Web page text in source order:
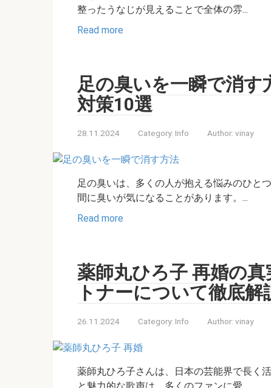
整ったうなじが見えることで全体の雰...
Read more
足の臭いを一瞬で消す
対策10選
28.11.2024 Category: Info Author: vinay
足の臭いは、多くの人が抱える悩みのひと
間に臭いが気になることがあります。...
Read more
薬師丸ひろ子 再婚の
トナーについて徹底解
26.11.2024 Category: Info Author: vinay
薬師丸ひろ子さんは、日本の芸能界で長く